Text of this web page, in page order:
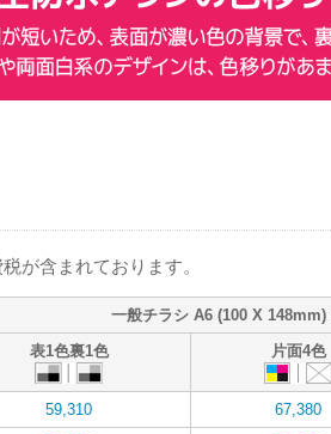
が含まれております。
一般チラシ A6 (100 X
表1色裏1色 片面4色
59,310 67,380